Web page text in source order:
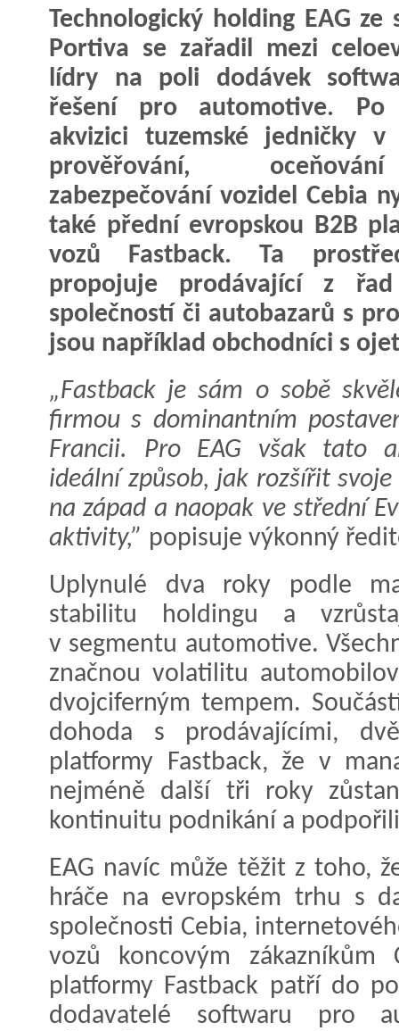
Technologický holding EAG ze
Portiva se zařadil mezi
lídry na poli dodávek
řešení pro automotive. Po
akvizici tuzemské jedničky v
prověřování,
zabezpečování vozidel Cebia
také přední evropskou B2B
vozů Fastback. Ta
propojuje prodávající z řad
společností či autobazarů s
jsou například obchodníci s
„Fastback je sám o sobě
firmou s dominantním
Francii. Pro EAG však tato
ideální způsob, jak rozšířit
na západ a naopak ve střední
aktivity,” popisuje výkonný
Uplynulé dva roky podle
stabilitu holdingu a
v segmentu automotive.
značnou volatilitu
dvojciferným tempem.
dohoda s prodávajícími,
platformy Fastback, že v
nejméně další tři roky
kontinuitu podnikání a
EAG navíc může těžit z toho,
hráče na evropském trhu s
společnosti Cebia,
vozů koncovým
platformy Fastback patří do
dodavatelé softwaru pro